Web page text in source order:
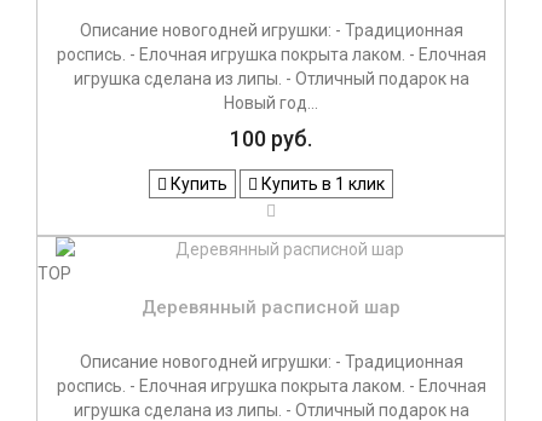
Описание новогодней игрушки: - Традиционная
роспись. - Елочная игрушка покрыта лаком. - Елочная
игрушка сделана из липы. - Отличный подарок на
Новый год...
100 руб.
Купить Купить в 1 клик
TOP
Деревянный расписной шар
Описание новогодней игрушки: - Традиционная
роспись. - Елочная игрушка покрыта лаком. - Елочная
игрушка сделана из липы. - Отличный подарок на